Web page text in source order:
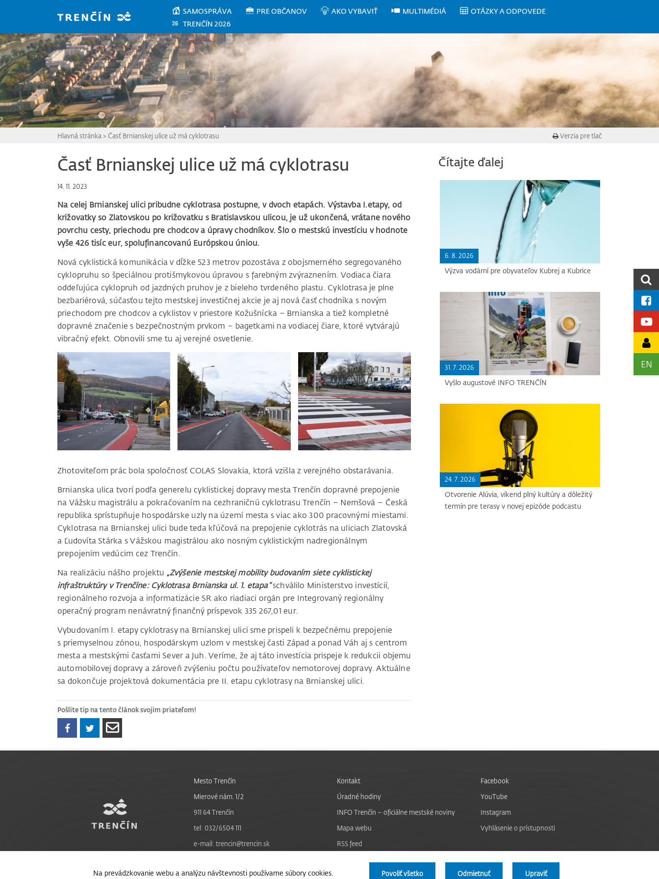
SAMOSPRÁVA PRE OBČANOV AKO VYBAVIŤ MULTIMÉDIÁ
OTÁZKY A ODPOVEDE
TRENČÍN 2026
EN
Hlavná stránka > Časť Brnianskej ulice už má cyklotrasu Verzia pre tlač
Časť Brnianskej ulice už má cyklotrasu
14. 11. 2023
Na celej Brnianskej ulici pribudne cyklotrasa postupne, v dvoch etapách. Výstavba I.etapy, od
križovatky so Zlatovskou po križovatku s Bratislavskou ulicou, je už ukončená, vrátane nového
povrchu cesty, priechodu pre chodcov a úpravy chodníkov. Šlo o mestskú investíciu v hodnote
vyše 426 tisíc eur, spolufinancovanú Európskou úniou.
Nová cyklistická komunikácia v dĺžke 523 metrov pozostáva z obojsmerného segregovaného
cyklopruhu so špeciálnou protišmykovou úpravou s farebným zvýraznením. Vodiaca čiara
oddeľujúca cyklopruh od jazdných pruhov je z bieleho tvrdeného plastu. Cyklotrasa je plne
bezbariérová, súčasťou tejto mestskej investičnej akcie je aj nová časť chodníka s novým
priechodom pre chodcov a cyklistov v priestore Kožušnícka – Brnianska a tiež kompletné
dopravné značenie s bezpečnostným prvkom – bagetkami na vodiacej čiare, ktoré vytvárajú
vibračný efekt. Obnovili sme tu aj verejné osvetlenie.
Zhotoviteľom prác bola spoločnosť COLAS Slovakia, ktorá vzišla z verejného obstarávania.
Brnianska ulica tvorí podľa generelu cyklistickej dopravy mesta Trenčín dopravné prepojenie
na Vážsku magistrálu a pokračovaním na cezhraničnú cyklotrasu Trenčín – Nemšová – Česká
republika sprístupňuje hospodárske uzly na území mesta s viac ako 300 pracovnými miestami.
Cyklotrasa na Brnianskej ulici bude teda kľúčová na prepojenie cyklotrás na uliciach Zlatovská
a Ľudovíta Stárka s Vážskou magistrálou ako nosným cyklistickým nadregionálnym
prepojením vedúcim cez Trenčín.
Na realizáciu nášho projektu „Zvýšenie mestskej mobility budovaním siete cyklistickej
infraštruktúry v Trenčíne: Cyklotrasa Brnianska ul. 1. etapa“schválilo Ministerstvo investícií,
regionálneho rozvoja a informatizácie SR ako riadiaci orgán pre Integrovaný regionálny
operačný program nenávratný finančný príspevok 335 267,01 eur.
Vybudovaním I. etapy cyklotrasy na Brnianskej ulici sme prispeli k bezpečnému prepojenie
s priemyselnou zónou, hospodárskym uzlom v mestskej časti Západ a ponad Váh aj s centrom
mesta a mestskými časťami Sever a Juh. Veríme, že aj táto investícia prispeje k redukcii objemu
automobilovej dopravy a zároveň zvýšeniu počtu používateľov nemotorovej dopravy. Aktuálne
sa dokončuje projektová dokumentácia pre II. etapu cyklotrasy na Brnianskej ulici.
Pošlite tip na tento článok svojim priateľom!
Čítajte ďalej
6. 8. 2026
Výzva vodární pre obyvateľov Kubrej a Kubrice
31. 7. 2026
Vyšlo augustové INFO TRENČÍN
24. 7. 2026
Otvorenie Alúvia, víkend plný kultúry a dôležitý
termín pre terasy v novej epizóde podcastu
Na prevádzkovanie webu a analýzu návštevnosti používame súbory cookies. Povoliť všetko Odmietnuť Upraviť
Mesto Trenčín
Mierové nám. 1/2
911 64 Trenčín
tel: 032/6504 111
e-mail: trencin@trencin.sk
Kontakt
Úradné hodiny
INFO Trenčín – oficiálne mestské noviny
Mapa webu
RSS feed
Facebook
YouTube
Instagram
Vyhlásenie o prístupnosti